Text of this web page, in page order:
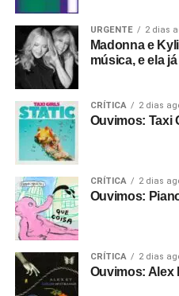
URGENTE 2 dias
Madonna e
música, e ela
CRÍTICA 2 dias
Ouvimos: Taxi
CRÍTICA 2 dias
Ouvimos:
CRÍTICA 2 dias
Ouvimos: Alex